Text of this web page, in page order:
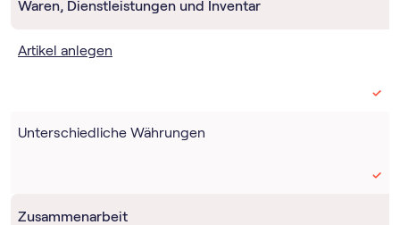
Waren, Dienstleistungen und Inventar
Artikel anlegen
Unterschiedliche Währungen
Zusammenarbeit